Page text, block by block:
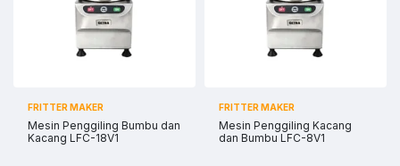
FRITTER MAKER
Mesin Penggiling Bumbu dan
Kacang LFC-18V1
FRITTER MAKER
Mesin Penggiling Kacang
dan Bumbu LFC-8V1